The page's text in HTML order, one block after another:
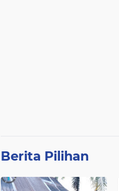
Berita Pilihan